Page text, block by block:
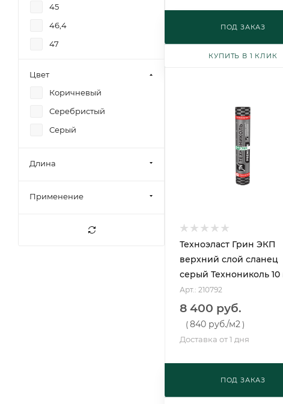
ПОД ЗАКАЗ
КУПИТЬ В 1 КЛИК
Техноэласт Грин ЭКП
верхний слой сланец
серый Технониколь 10
Арт.: 210792
8 400 руб.
(840 руб./м2)
Доставка от 1 дня
ПОД ЗАКАЗ
45
46,4
47
52,5
52,8
Цвет
Коричневый
Серебристый
Серый
Длина
Применение